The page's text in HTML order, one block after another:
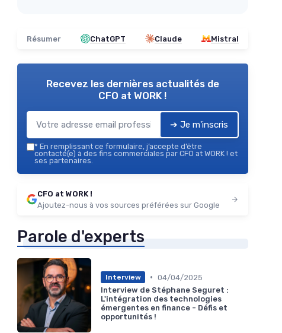
Résumer ChatGPT Claude Mistral
Recevez les dernières actualités de
CFO at WORK !
➔ Je m'inscris
* En remplissant ce formulaire, j’accepte d’être
contacté(e) à des fins commerciales par CFO at WORK ! et
ses partenaires.
CFO at WORK !
Ajoutez-nous à vos sources préférées sur Google
Parole d'experts
Interview • 04/04/2025
Interview de Stéphane Seguret :
L'intégration des technologies
émergentes en finance - Défis et
opportunités !